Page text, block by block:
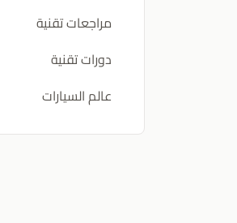
مراجعات تقنية
دورات تقنية
عالم السيارات